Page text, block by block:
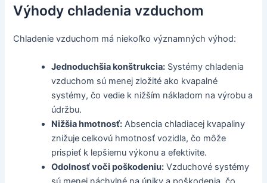
Výhody chladenia vzduchom
Chladenie vzduchom má niekoľko významných výhod:
Jednoduchšia konštrukcia: Systémy chladenia
vzduchom sú menej zložité ako kvapalné
systémy, čo vedie k nižším nákladom na výrobu a
údržbu.
Nižšia hmotnosť: Absencia chladiacej kvapaliny
znižuje celkovú hmotnosť vozidla, čo môže
prispieť k lepšiemu výkonu a efektivite.
Odolnosť voči poškodeniu: Vzduchové systémy